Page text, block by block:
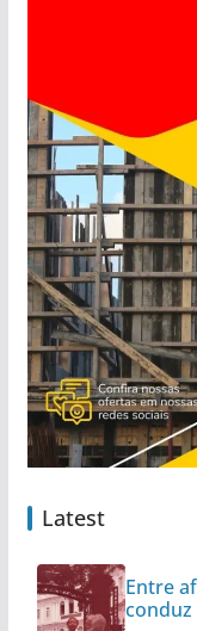
Latest
Entre
conduz